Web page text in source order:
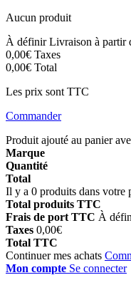
Aucun produit
À définirLivraison à partir
0,00€ Taxes
0,00€ Total
Les prix sont TTC
Commander
Produit ajouté au panier
Marque
Quantité
Total
Il y a 0 produits dans votre
Total produits TTC
Frais de port TTC À
Taxes 0,00€
Total TTC
Continuer mes achats
Mon compte Se connecter